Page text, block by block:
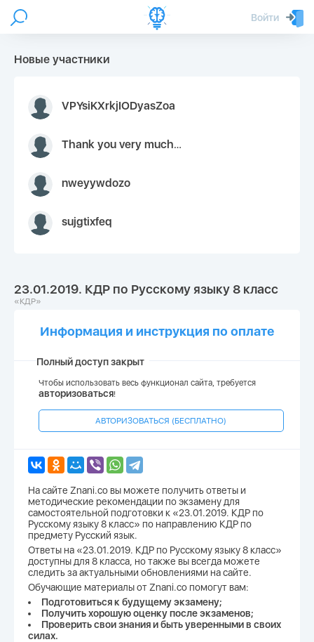
Войти
Новые участники
VPYsiKXrkjIODyasZoa
Thank you very much for your inquiry We appreciate you 9126052 https://youtube.com faceapple !
nweyywdozo
sujgtixfeq
23.01.2019. КДР по Русскому языку 8 класс
«КДР»
Информация и инструкция по оплате
Полный доступ закрыт
Чтобы использовать весь функционал сайта, требуется
авторизоваться!
АВТОРИЗОВАТЬСЯ (БЕСПЛАТНО)
На сайте Znani.co вы можете получить ответы и
методические рекомендации по экзамену для
самостоятельной подготовки к «23.01.2019. КДР по
Русскому языку 8 класс» по направлению КДР по
предмету Русский язык.
Ответы на «23.01.2019. КДР по Русскому языку 8 класс»
доступны для 8 класса, но также вы всегда можете
следить за актуальными обновлениями на сайте.
Обучающие материалы от Znani.co помогут вам:
Подготовиться к будущему экзамену;
Получить хорошую оценку после экзаменов;
Проверить свои знания и быть уверенными в своих
силах.